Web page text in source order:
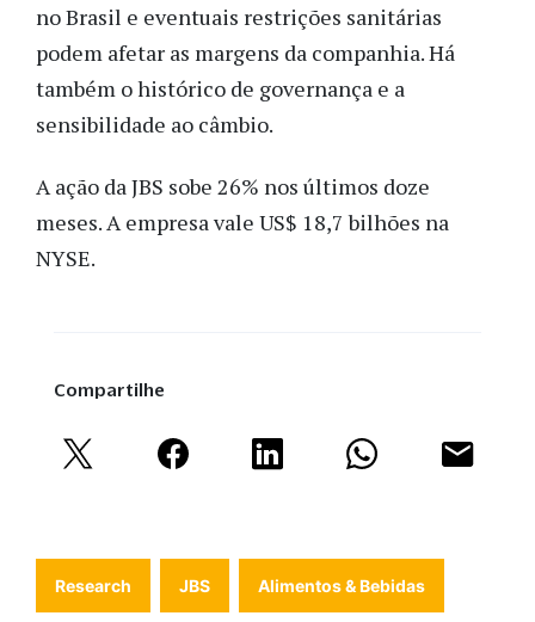
no Brasil e eventuais restrições sanitárias
podem afetar as margens da companhia. Há
também o histórico de governança e a
sensibilidade ao câmbio.
A ação da JBS sobe 26% nos últimos doze
meses. A empresa vale US$ 18,7 bilhões na
NYSE.
Compartilhe
Research JBS Alimentos & Bebidas